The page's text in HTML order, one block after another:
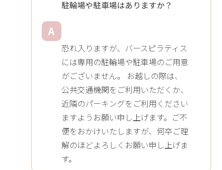
駐輪場や駐車場はありますか？
A
恐れ入りますが、バースピラティス
には専用の駐輪場や駐車場のご用意
がございません。 お越しの際は、
公共交通機関をご利用いただくか、
近隣のパーキングをご利用ください
ますようお願い申し上げます。ご不
便をおかけいたしますが、何卒ご理
解のほどよろしくお願い申し上げま
す。